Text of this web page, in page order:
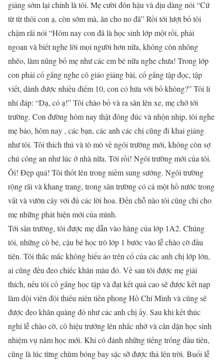
giảng sớm lại chính là tôi. Mẹ cười đôn hậu và dịu dàng nói “Cứ
từ từ thôi con ạ, còn sớm mà, ăn cho no đã” Rồi tới lượt bố tôi
chậm rãi nói “Hôm nay con đã là học sinh lớp một rồi, phải
ngoan và biết nghe lời mọi người hơn nữa, không còn nhõng
nhẽo, làm nũng bố mẹ như các em bé nữa nghe chưa! Trong lớp
con phải cố gắng nghe cô giáo giảng bài, cố gắng tập đọc, tập
viết, dành được nhiều điểm 10, con có hứa với bố không?” Tôi lí
nhí đáp: “Dạ, có ạ!” Tôi chào bố và ra sân lên xe, mẹ chở tới
trường. Con đường hôm nay thật đông đúc và nhộn nhịp, tôi nghe
mẹ bảo, hôm nay , các bạn, các anh các chị cũng đi khai giảng
như tôi. Tôi thích thú và tò mò về ngôi trường mới, không còn sợ
chú công an như lúc ở nhà nữa. Tới rồi! Ngôi trường mới của tôi.
Ôi! Đẹp quá! Tôi thốt lên trong niềm sung sướng. Ngôi trường
rộng rãi và khang trang, trong sân trường có cả một hồ nước trong
vắt và vườn cây với đủ các lời hoa. Đến chỗ nào tôi cũng chỉ cho
mẹ những phát hiện mới của mình.
Tới sân trường, tôi được mẹ dẫn vào hàng của lớp 1A2. Chúng
tôi, những cô bé, cậu bé học trò lớp 1 bước vào lễ chào cờ đầu
tiên. Tôi thắc mắc không hiểu áo trên cổ của các anh chị lớp lớn,
ai cũng đều đeo chiếc khăn màu đỏ. Về sau tôi được mẹ giải
thích, nếu tôi cố gắng học tập và đạt kết quả cao sẽ được kết nạp
làm đội viên đội thiếu niên tiền phong Hồ Chí Minh và cũng sẽ
được đeo khăn quàng đỏ như các anh chị ấy. Sau khi kết thúc
nghi lễ chào cờ, cô hiệu trưởng lên nhắc nhở và căn dặn học sinh
nhiệm vụ năm học mới. Khi cô đánh những tiếng trống đầu tiên,
cũng là lúc từng chùm bóng bay sặc sỡ được thả lên trời. Buổi lễ